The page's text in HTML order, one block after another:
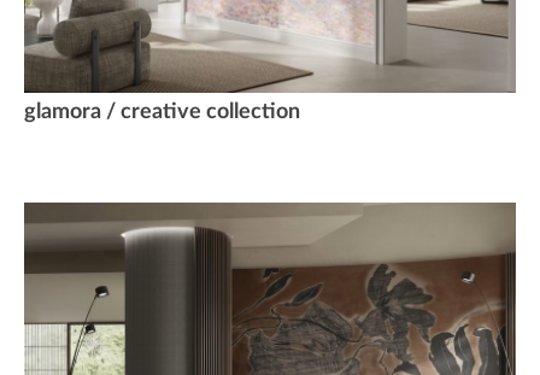
glamora / creative collection